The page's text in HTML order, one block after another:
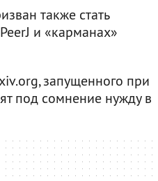
также стать
и «карманах»
запущенного при
под сомнение нужду в